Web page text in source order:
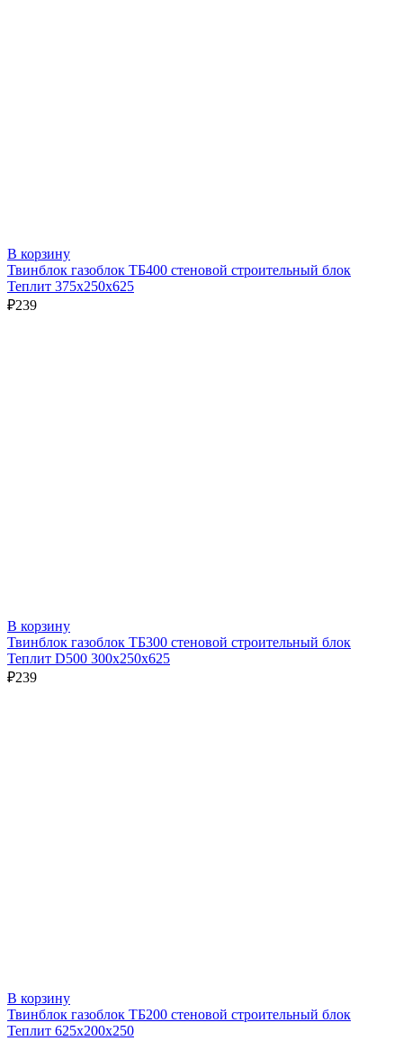
В корзину
Твинблок газоблок ТБ400 стеновой строительный блок
Теплит 375х250х625
₽239
В корзину
Твинблок газоблок ТБ300 стеновой строительный блок
Теплит D500 300х250х625
₽239
В корзину
Твинблок газоблок ТБ200 стеновой строительный блок
Теплит 625х200х250